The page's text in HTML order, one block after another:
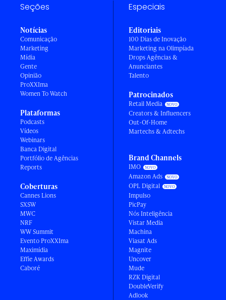
Seções
Notícias
Comunicação
Marketing
Mídia
Gente
Opinião
ProXXIma
Women To Watch
Plataformas
Podcasts
Vídeos
Webinars
Banca Digital
Portfólio de Agências
Reports
Coberturas
Cannes Lions
SXSW
MWC
NRF
WW Summit
Evento ProXXIma
Maximídia
Effie Awards
Caboré
Especiais
Editoriais
100 Dias de Inovação
Marketing na Olimpíada
Drops Agências &
Anunciantes
Talento
Patrocinados
Retail Media
Creators & Influencers
Out-Of-Home
Martechs & Adtechs
Brand Channels
IMO
Amazon Ads
OPL Digital
Impulso
PicPay
Nós Inteligência
Vistar Media
Machina
Viasat Ads
Magnite
Uncover
Mude
RZK Digital
DoubleVerify
Adlook